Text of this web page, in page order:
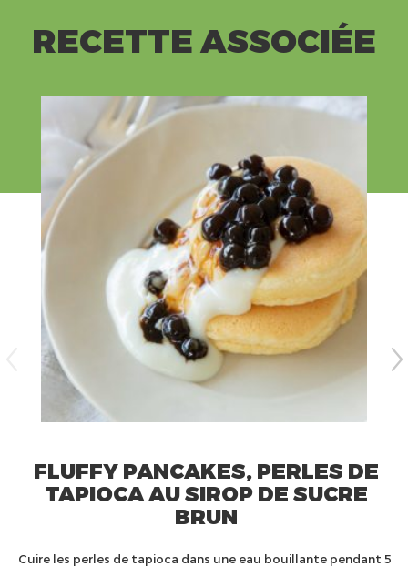
RECETTE ASSOCIÉE
FLUFFY PANCAKES, PERLES DE
TAPIOCA AU SIROP DE SUCRE
BRUN
Cuire les perles de tapioca dans une eau bouillante pendant 5